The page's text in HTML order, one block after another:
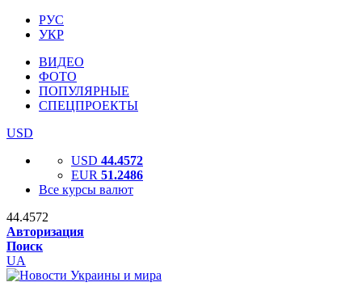
РУС
УКР
ВИДЕО
ФОТО
ПОПУЛЯРНЫЕ
СПЕЦПРОЕКТЫ
USD
USD 44.4572
EUR 51.2486
Все курсы валют
44.4572
Авторизация
Поиск
UA